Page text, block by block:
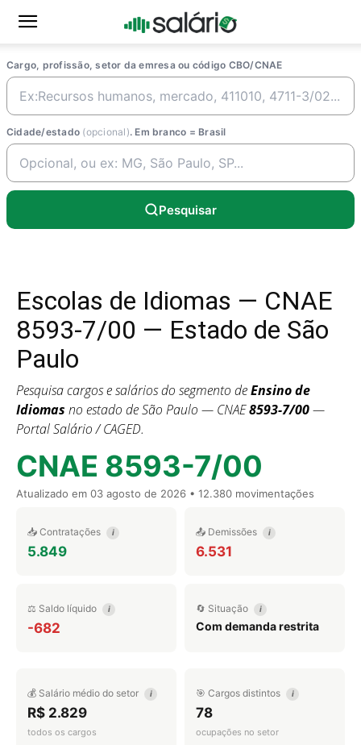
Cargo, profissão, setor da emresa ou código CBO/CNAE
Cidade/estado (opcional). Em branco = Brasil
Pesquisar
Escolas de Idiomas — CNAE
8593-7/00 — Estado de São
Paulo
Pesquisa cargos e salários do segmento deEnsino de
Idiomas no estado de São Paulo — CNAE8593-7/00—
Portal Salário / CAGED.
CNAE 8593-7/00
Atualizado em 03 agosto de 2026 • 12.380 movimentações
📥 Contratações i
5.849
📤 Demissões i
6.531
⚖️ Saldo líquido i
-682
🔄 Situação i
Com demanda restrita
💰 Salário médio do setor i
R$ 2.829
todos os cargos
🎯 Cargos distintos i
78
ocupações no setor